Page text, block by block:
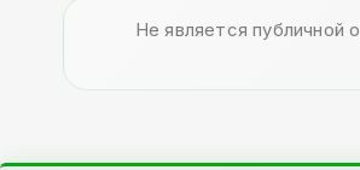
Не является публичной